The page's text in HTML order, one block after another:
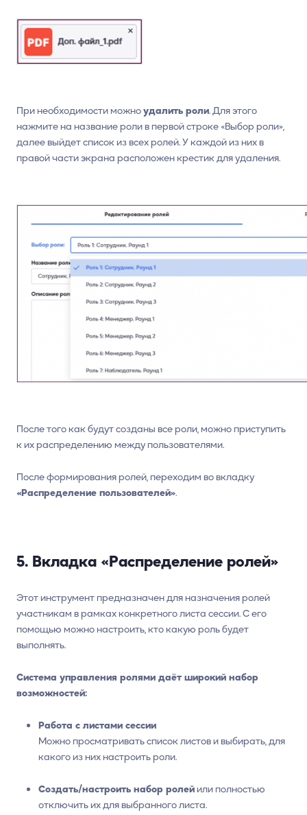
При необходимости можноудалить роли. Для этого
нажмите на название роли в первой строке «Выбор роли»,
далее выйдет список из всех ролей. У каждой из них в
правой части экрана расположен крестик для удаления.
После того как будут созданы все роли, можно приступить
к их распределению между пользователями.
После формирования ролей, переходим во вкладку
«Распределение пользователей».
5. Вкладка «Распределение ролей»
Этот инструмент предназначен для назначения ролей
участникам в рамках конкретного листа сессии. С его
помощью можно настроить, кто какую роль будет
выполнять.
Система управления ролями даёт широкий набор
возможностей:
Работа с листами сессии
Можно просматривать список листов и выбирать, для
какого из них настроить роли.
Создать/настроить набор ролейили полностью
отключить их для выбранного листа.